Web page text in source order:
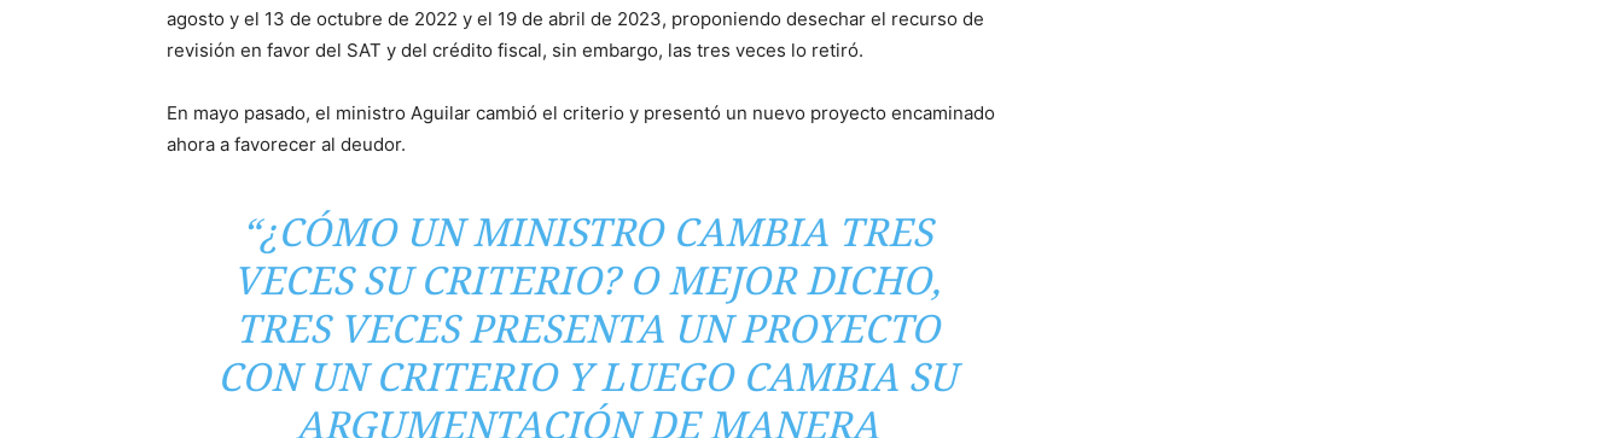
agosto y el 13 de octubre de 2022 y el 19 de abril de 2023, proponiendo desechar el recurso de
revisión en favor del SAT y del crédito fiscal, sin embargo, las tres veces lo retiró.
En mayo pasado, el ministro Aguilar cambió el criterio y presentó un nuevo proyecto encaminado
ahora a favorecer al deudor.
“¿CÓMO UN MINISTRO CAMBIA TRES
VECES SU CRITERIO? O MEJOR DICHO,
TRES VECES PRESENTA UN PROYECTO
CON UN CRITERIO Y LUEGO CAMBIA SU
ARGUMENTACIÓN DE MANERA